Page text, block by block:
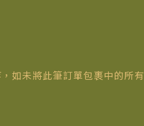
如未將此筆訂單包裹中的所有